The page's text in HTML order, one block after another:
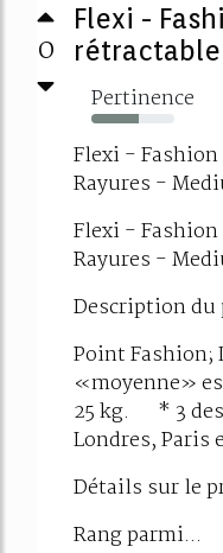
0
Flexi -
rétractable
Pertinence
57%
Flexi -
Rayures -
Flexi -
Rayures -
Description
Point Fashion;
«moyenne»
25 kg. * 3
Londres, Paris
Détails sur le
Rang parmi...